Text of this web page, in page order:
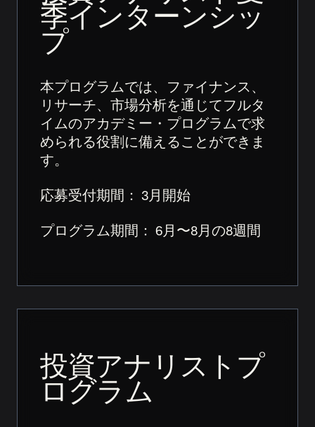
季インターンシッ
プ
本プログラムでは、ファイナンス、
リサーチ、市場分析を通じてフルタ
イムのアカデミー・プログラムで求
められる役割に備えることができま
す。
応募受付期間： 3月開始
プログラム期間： 6月〜8月の8週間
投資アナリストプ
ログラム